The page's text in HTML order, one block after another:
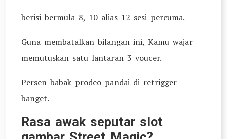
berisi bermula 8, 10 alias 12 sesi percuma.
Guna membatalkan bilangan ini, Kamu wajar
memutuskan satu lantaran 3 voucer.
Persen babak prodeo pandai di-retrigger
banget.
Rasa awak seputar slot